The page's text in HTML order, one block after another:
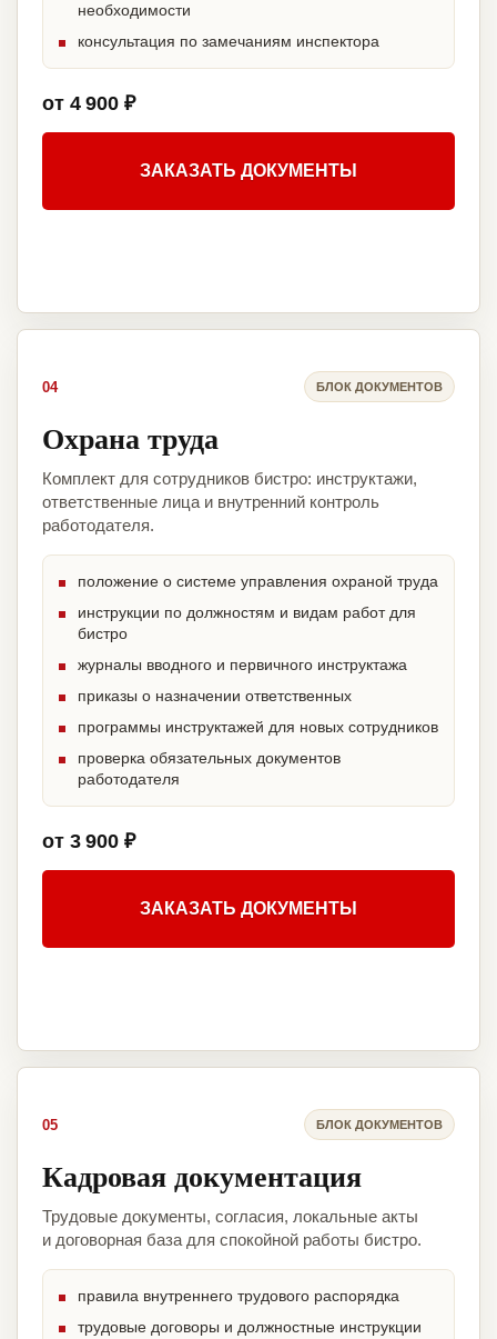
необходимости
консультация по замечаниям инспектора
от 4 900 ₽
ЗАКАЗАТЬ ДОКУМЕНТЫ
04 БЛОК ДОКУМЕНТОВ
Охрана труда
Комплект для сотрудников бистро: инструктажи,
ответственные лица и внутренний контроль
работодателя.
положение о системе управления охраной труда
инструкции по должностям и видам работ для
бистро
журналы вводного и первичного инструктажа
приказы о назначении ответственных
программы инструктажей для новых сотрудников
проверка обязательных документов
работодателя
от 3 900 ₽
ЗАКАЗАТЬ ДОКУМЕНТЫ
05 БЛОК ДОКУМЕНТОВ
Кадровая документация
Трудовые документы, согласия, локальные акты
и договорная база для спокойной работы бистро.
правила внутреннего трудового распорядка
трудовые договоры и должностные инструкции